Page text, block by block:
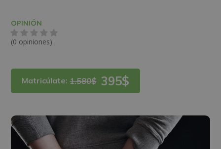
OPINIÓN
(0 opiniones)
Matricúlate:1.580$ 395$